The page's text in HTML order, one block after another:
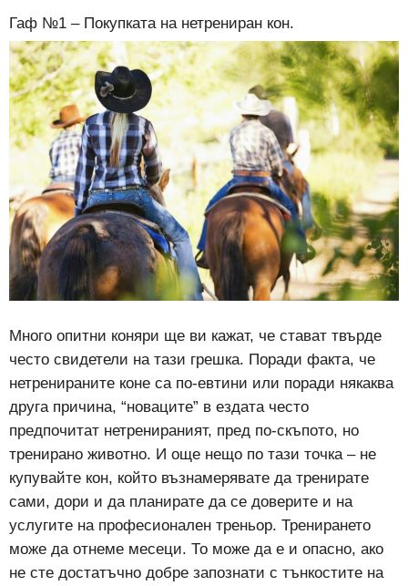
Гаф №1 – Покупката на нетрениран кон.
Много опитни коняри ще ви кажат, че стават твърде
често свидетели на тази грешка. Поради факта, че
нетренираните коне са по-евтини или поради някаква
друга причина, “новаците” в ездата често
предпочитат нетренираният, пред по-скъпото, но
тренирано животно. И още нещо по тази точка – не
купувайте кон, който възнамерявате да тренирате
сами, дори и да планирате да се доверите и на
услугите на професионален треньор. Тренирането
може да отнеме месеци. То може да е и опасно, ако
не сте достатъчно добре запознати с тънкостите на